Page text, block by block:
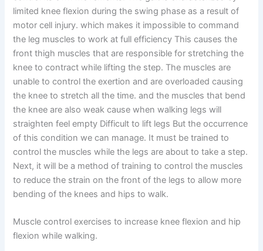
limited knee flexion during the swing phase as a result of
motor cell injury. which makes it impossible to command
the leg muscles to work at full efficiency This causes the
front thigh muscles that are responsible for stretching the
knee to contract while lifting the step. The muscles are
unable to control the exertion and are overloaded causing
the knee to stretch all the time. and the muscles that bend
the knee are also weak cause when walking legs will
straighten feel empty Difficult to lift legs But the occurrence
of this condition we can manage. It must be trained to
control the muscles while the legs are about to take a step.
Next, it will be a method of training to control the muscles
to reduce the strain on the front of the legs to allow more
bending of the knees and hips to walk.
Muscle control exercises to increase knee flexion and hip
flexion while walking.